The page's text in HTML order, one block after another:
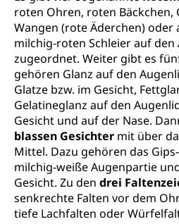
roten Ohren, roten Bäckchen,
Wangen (rote Äderchen) oder
milchig-roten Schleier auf den
zugeordnet. Weiter gibt es
gehören Glanz auf den
Glatze bzw. im Gesicht,
Gelatineglanz auf den
Gesicht und auf der Nase.
blassen Gesichter mit über
Mittel. Dazu gehören das
milchig-weiße Augenpartie
Gesicht. Zu den drei
senkrechte Falten vor dem
tiefe Lachfalten oder